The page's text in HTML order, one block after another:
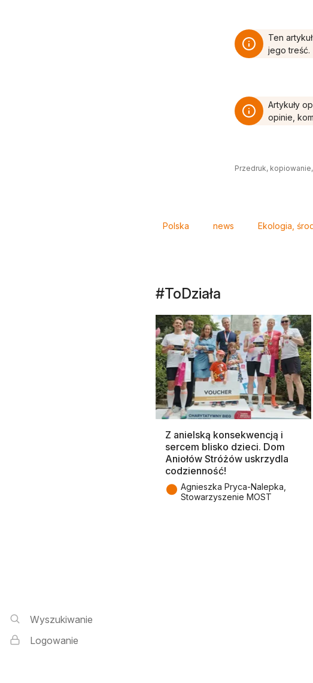
Wyszukiwarka i logowanie
Wyszukiwanie
Logowanie
Ten
jego treść.
Artykuły
opinie,
Przedruk,
Polska news Ekologia,
#ToDziała
Z anielską konsekwencją i
sercem blisko dzieci. Dom
Aniołów Stróżów uskrzydla
codzienność!
● Agnieszka Pryca-Nalepka,
Stowarzyszenie MOST